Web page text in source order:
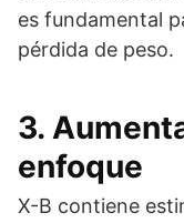
es fundamental
pérdida de peso.
3.
enfoque
X-B contiene